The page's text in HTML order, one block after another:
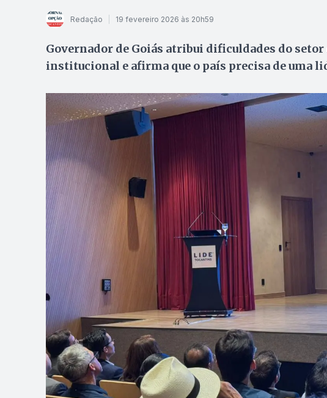
Redação 19 fevereiro 2026 às 20h59
Governador de Goiás atribui dificuldades do
institucional e afirma que o país precisa de uma